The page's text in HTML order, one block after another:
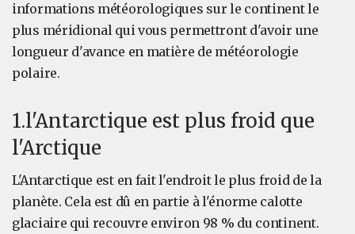
informations météorologiques sur le continent le
plus méridional qui vous permettront d'avoir une
longueur d'avance en matière de météorologie
polaire.
1.l'Antarctique est plus froid que
l'Arctique
L'Antarctique est en fait l'endroit le plus froid de la
planète. Cela est dû en partie à l'énorme calotte
glaciaire qui recouvre environ 98 % du continent.